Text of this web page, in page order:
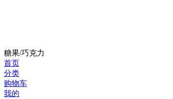
糖果/巧克力
首页
分类
购物车
我的